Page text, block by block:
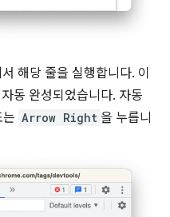
서 해당 줄을 실행합니다. 이
동 완성되었습니다. 자동
는 Arrow Right 을 누릅니